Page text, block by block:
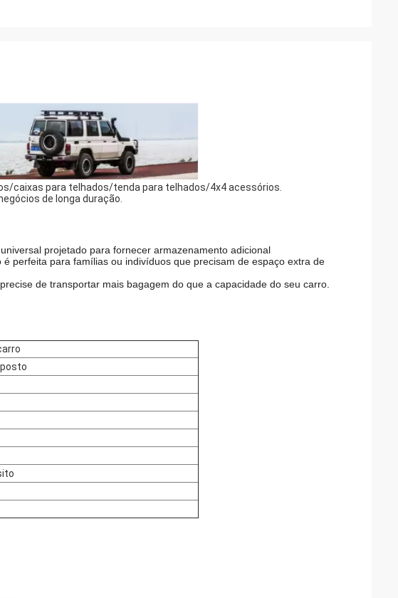
caixas para telhados/tenda para telhados/4x4 acessórios.
de longa duração.
projetado para fornecer armazenamento adicional
é perfeita para famílias ou indivíduos que precisam de espaço extra de
de transportar mais bagagem do que a capacidade do seu carro.